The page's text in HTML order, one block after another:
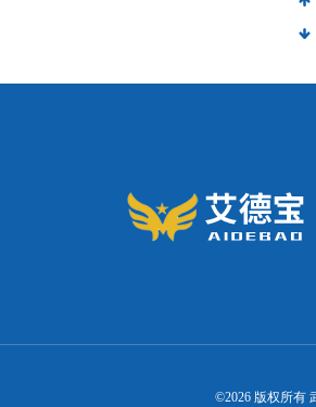
©2026 版权所有